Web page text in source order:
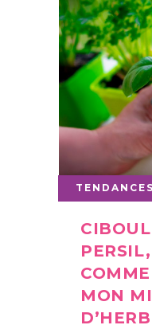
TENDANCES
MON